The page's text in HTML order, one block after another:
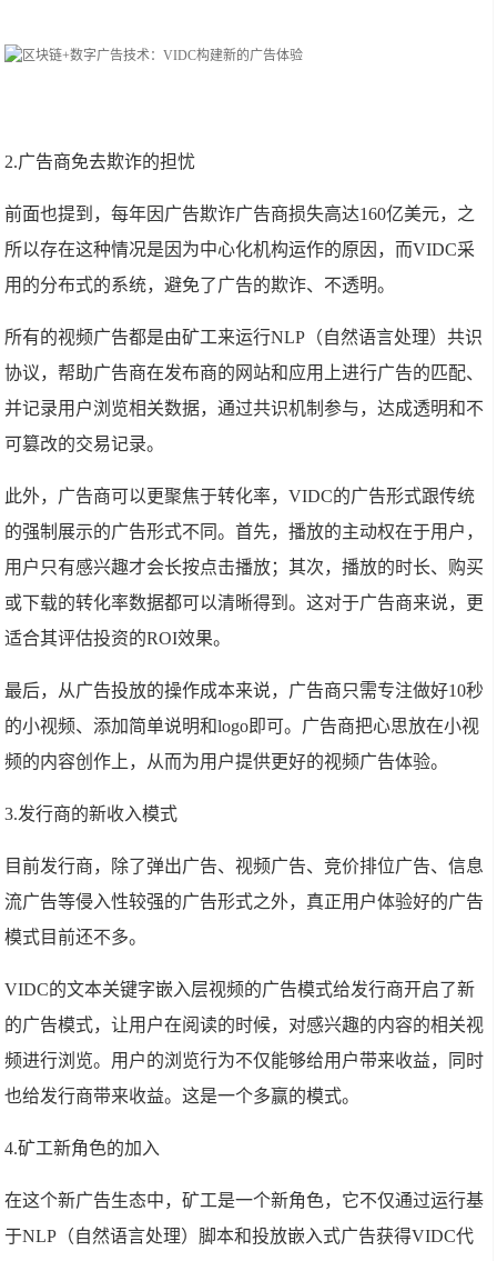
2.广告商免去欺诈的担忧
前面也提到，每年因广告欺诈广告商损失高达160亿美元，之
所以存在这种情况是因为中心化机构运作的原因，而VIDC采
用的分布式的系统，避免了广告的欺诈、不透明。
所有的视频广告都是由矿工来运行NLP（自然语言处理）共识
协议，帮助广告商在发布商的网站和应用上进行广告的匹配、
并记录用户浏览相关数据，通过共识机制参与，达成透明和不
可篡改的交易记录。
此外，广告商可以更聚焦于转化率，VIDC的广告形式跟传统
的强制展示的广告形式不同。首先，播放的主动权在于用户，
用户只有感兴趣才会长按点击播放；其次，播放的时长、购买
或下载的转化率数据都可以清晰得到。这对于广告商来说，更
适合其评估投资的ROI效果。
最后，从广告投放的操作成本来说，广告商只需专注做好10秒
的小视频、添加简单说明和logo即可。广告商把心思放在小视
频的内容创作上，从而为用户提供更好的视频广告体验。
3.发行商的新收入模式
目前发行商，除了弹出广告、视频广告、竞价排位广告、信息
流广告等侵入性较强的广告形式之外，真正用户体验好的广告
模式目前还不多。
VIDC的文本关键字嵌入层视频的广告模式给发行商开启了新
的广告模式，让用户在阅读的时候，对感兴趣的内容的相关视
频进行浏览。用户的浏览行为不仅能够给用户带来收益，同时
也给发行商带来收益。这是一个多赢的模式。
4.矿工新角色的加入
在这个新广告生态中，矿工是一个新角色，它不仅通过运行基
于NLP（自然语言处理）脚本和投放嵌入式广告获得VIDC代